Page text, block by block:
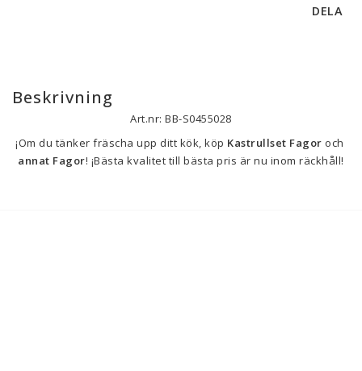
DELA
Beskrivning
Art.nr: BB-S0455028
¡Om du tänker fräscha upp ditt kök, köp Kastrullset Fagor
annat Fagor! ¡Bästa kvalitet till bästa pris är nu inom räckhåll!